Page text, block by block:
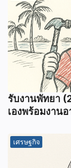
รับงานพัทยา
เองพร้อมงาน
เศรษฐกิจ